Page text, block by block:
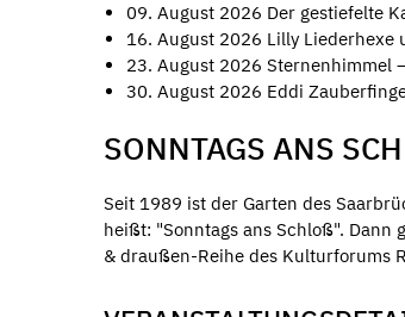
09. August 2026 Der gestiefelte
16. August 2026 Lilly Liederhexe
23. August 2026 Sternenhimmel
30. August 2026 Eddi
SONNTAGS ANS
Seit 1989 ist der Garten des
heißt: "Sonntags ans Schloß".
& draußen-Reihe des Kulturforums